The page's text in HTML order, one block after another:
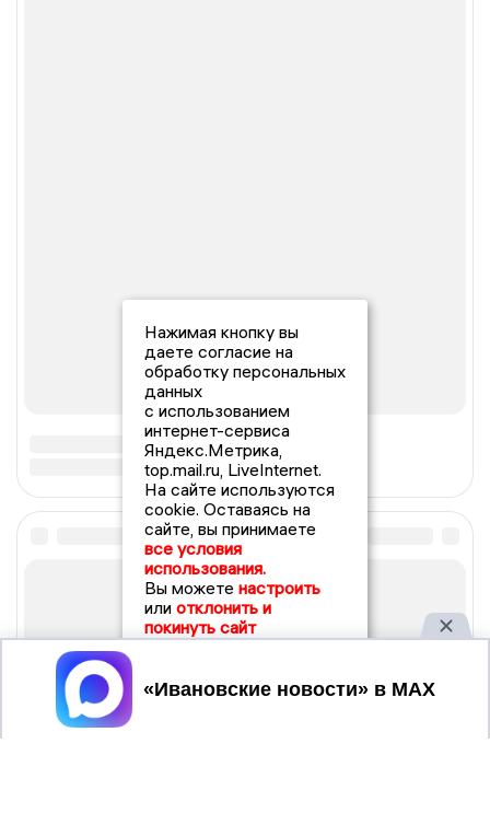
Нажимая кнопку вы
даете согласие на
обработку персональных
данных
с использованием
интернет-сервиса
Яндекс.Метрика,
top.mail.ru, LiveInternet.
На сайте используются
cookie. Оставаясь на
сайте, вы принимаете
все условия
использования.
Вы можете настроить
или отклонить и
покинуть сайт
Принять